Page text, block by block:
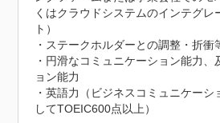
くはクラウドシステムのインテグレ
ト）
・ステークホルダーとの調整・折衝
・円滑なコミュニケーション能力、
ョン能力
・英語力（ビジネスコミュニケーシ
してTOEIC600点以上）